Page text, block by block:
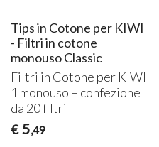
Tips in Cotone per KIWI
- Filtri in cotone
monouso Classic
Filtri in Cotone per KIWI
1 monouso – confezione
da 20 filtri
€ 5,49